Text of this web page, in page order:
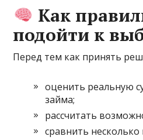
Как
подойти к
Перед тем как принять
оценить реальную
займа;
рассчитать
сравнить